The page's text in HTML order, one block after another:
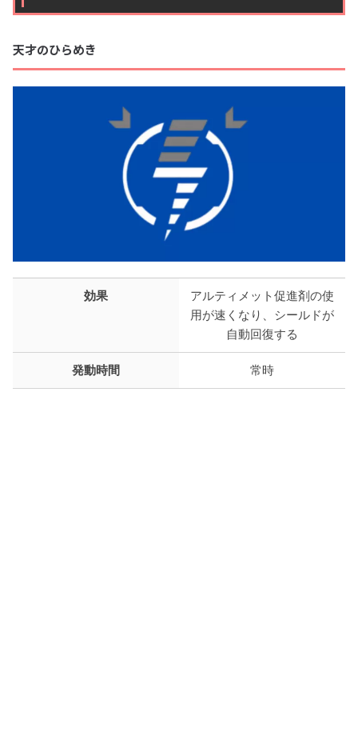
天才のひらめき
効果
アルティメット促進剤の使
用が速くなり、シールドが
自動回復する
発動時間 常時